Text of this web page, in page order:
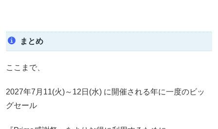
まとめ
ここまで、
2027年7月11(火)～12日(水) に開催される年に一度のビッ
グセール